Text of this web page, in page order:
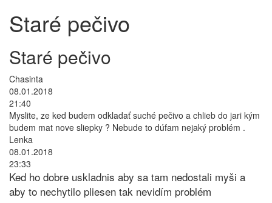
Staré pečivo
Staré pečivo
Chasinta
08.01.2018
21:40
Myslite, ze ked budem odkladať suché pečivo a chlieb do jari kým
budem mat nove sliepky ? Nebude to dúfam nejaký problém .
Lenka
08.01.2018
23:33
Ked ho dobre uskladnis aby sa tam nedostali myši a
aby to nechytilo pliesen tak nevidím problém